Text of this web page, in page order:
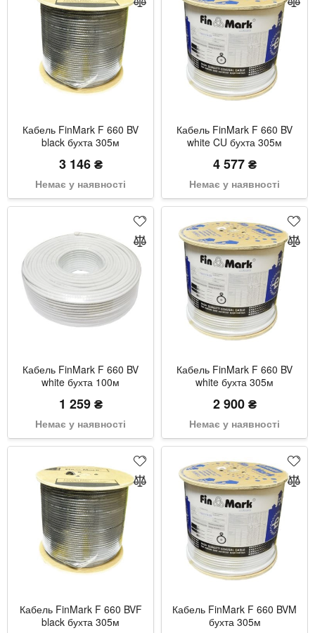
Кабель FinMark F 660 BV
black бухта 305м
3 146 ₴
Немає у наявності
Кабель FinMark F 660 BV
white CU бухта 305м
4 577 ₴
Немає у наявності
Кабель FinMark F 660 BV
white бухта 100м
1 259 ₴
Немає у наявності
Кабель FinMark F 660 BV
white бухта 305м
2 900 ₴
Немає у наявності
Кабель FinMark F 660 BVF
black бухта 305м
Кабель FinMark F 660 BVM
бухта 305м